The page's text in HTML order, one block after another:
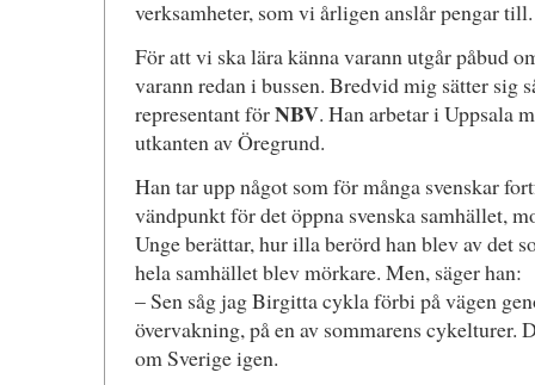
verksamheter, som vi årligen anslår pengar till.
För att vi ska lära känna varann utgår påbud
varann redan i bussen. Bredvid mig sätter sig
representant förNBV. Han arbetar i Uppsala
utkanten av Öregrund.
Han tar upp något som för många svenskar
vändpunkt för det öppna svenska samhället,
Unge berättar, hur illa berörd han blev av det
hela samhället blev mörkare. Men, säger han:
– Sen såg jag Birgitta cykla förbi på vägen
övervakning, på en av sommarens cykelturer.
om Sverige igen.